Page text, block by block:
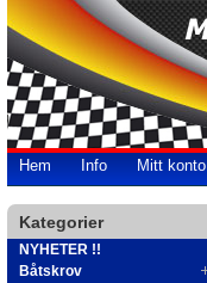
Hem Info Mitt konto
Kategorier
NYHETER !!
Båtskrov